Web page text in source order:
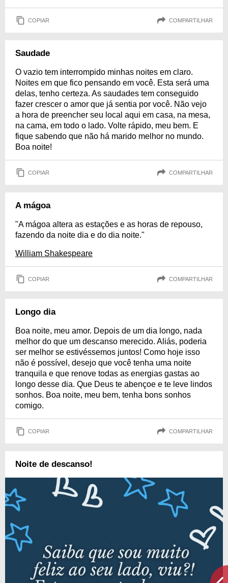
COPIAR COMPARTILHAR
Saudade
O vazio tem interrompido minhas noites em claro.
Noites em que fico pensando em você. Esta será uma
delas, tenho certeza. As saudades tem conseguido
fazer crescer o amor que já sentia por você. Não vejo
a hora de preencher seu local aqui em casa, na mesa,
na cama, em todo o lado. Volte rápido, meu bem. E
fique sabendo que não há marido melhor no mundo.
Boa noite!
COPIAR COMPARTILHAR
A mágoa
"A mágoa altera as estações e as horas de repouso,
fazendo da noite dia e do dia noite."
William Shakespeare
COPIAR COMPARTILHAR
Longo dia
Boa noite, meu amor. Depois de um dia longo, nada
melhor do que um descanso merecido. Aliás, poderia
ser melhor se estivéssemos juntos! Como hoje isso
não é possível, desejo que você tenha uma noite
tranquila e que renove todas as energias gastas ao
longo desse dia. Que Deus te abençoe e te leve lindos
sonhos. Boa noite, meu bem, tenha bons sonhos
comigo.
COPIAR COMPARTILHAR
Noite de descanso!